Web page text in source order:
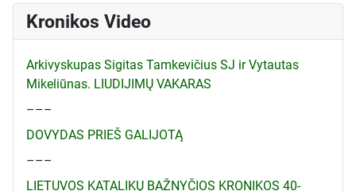
Kronikos Video
Arkivyskupas Sigitas Tamkevičius SJ ir Vytautas
Mikeliūnas. LIUDIJIMŲ VAKARAS
–––
DOVYDAS PRIEŠ GALIJOTĄ
–––
LIETUVOS KATALIKŲ BAŽNYČIOS KRONIKOS 40-